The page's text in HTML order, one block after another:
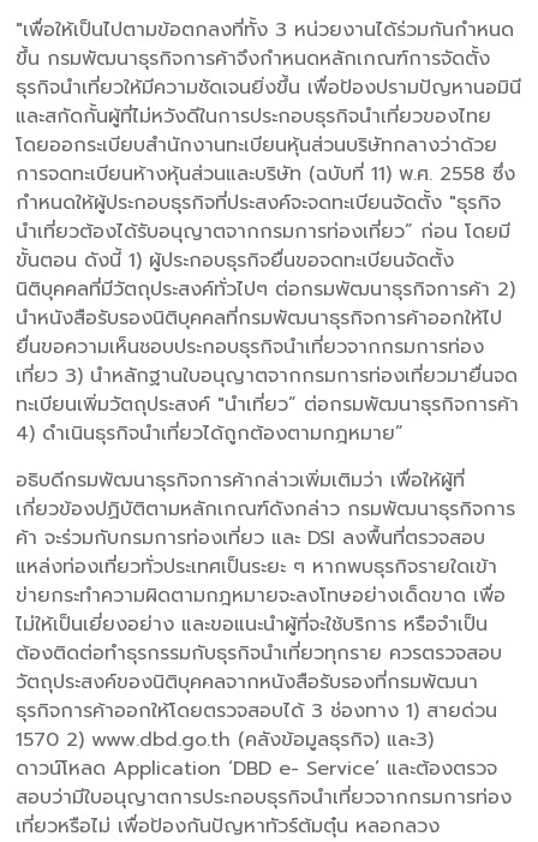
"เพื่อให้เป็นไปตามข้อตกลงที่ทั้ง 3 หน่วยงานได้ร่วมกันกำหนด
ขึ้น กรมพัฒนาธุรกิจการค้าจึงกำหนดหลักเกณฑ์การจัดตั้ง
ธุรกิจนำเที่ยวให้มีความชัดเจนยิ่งขึ้น เพื่อป้องปรามปัญหานอมินี
และสกัดกั้นผู้ที่ไม่หวังดีในการประกอบธุรกิจนำเที่ยวของไทย
โดยออกระเบียบสำนักงานทะเบียนหุ้นส่วนบริษัทกลางว่าด้วย
การจดทะเบียนห้างหุ้นส่วนและบริษัท (ฉบับที่ 11) พ.ศ. 2558 ซึ่ง
กำหนดให้ผู้ประกอบธุรกิจที่ประสงค์จะจดทะเบียนจัดตั้ง "ธุรกิจ
นำเที่ยวต้องได้รับอนุญาตจากกรมการท่องเที่ยว” ก่อน โดยมี
ขั้นตอน ดังนี้ 1) ผู้ประกอบธุรกิจยื่นขอจดทะเบียนจัดตั้ง
นิติบุคคลที่มีวัตถุประสงค์ทั่วไปๆ ต่อกรมพัฒนาธุรกิจการค้า 2)
นำหนังสือรับรองนิติบุคคลที่กรมพัฒนาธุรกิจการค้าออกให้ไป
ยื่นขอความเห็นชอบประกอบธุรกิจนำเที่ยวจากกรมการท่อง
เที่ยว 3) นำหลักฐานใบอนุญาตจากกรมการท่องเที่ยวมายื่นจด
ทะเบียนเพิ่มวัตถุประสงค์ "นำเที่ยว” ต่อกรมพัฒนาธุรกิจการค้า
4) ดำเนินธุรกิจนำเที่ยวได้ถูกต้องตามกฎหมาย”
อธิบดีกรมพัฒนาธุรกิจการค้ากล่าวเพิ่มเติมว่า เพื่อให้ผู้ที่
เกี่ยวข้องปฏิบัติตามหลักเกณฑ์ดังกล่าว กรมพัฒนาธุรกิจการ
ค้า จะร่วมกับกรมการท่องเที่ยว และ DSI ลงพื้นที่ตรวจสอบ
แหล่งท่องเที่ยวทั่วประเทศเป็นระยะ ๆ หากพบธุรกิจรายใดเข้า
ข่ายกระทำความผิดตามกฎหมายจะลงโทษอย่างเด็ดขาด เพื่อ
ไม่ให้เป็นเยี่ยงอย่าง และขอแนะนำผู้ที่จะใช้บริการ หรือจำเป็น
ต้องติดต่อทำธุรกรรมกับธุรกิจนำเที่ยวทุกราย ควรตรวจสอบ
วัตถุประสงค์ของนิติบุคคลจากหนังสือรับรองที่กรมพัฒนา
ธุรกิจการค้าออกให้โดยตรวจสอบได้ 3 ช่องทาง 1) สายด่วน
1570 2) www.dbd.go.th (คลังข้อมูลธุรกิจ) และ3)
ดาวน์โหลด Application ‘DBD e- Service’ และต้องตรวจ
สอบว่ามีใบอนุญาตการประกอบธุรกิจนำเที่ยวจากกรมการท่อง
เที่ยวหรือไม่ เพื่อป้องกันปัญหาทัวร์ต้มตุ๋น หลอกลวง